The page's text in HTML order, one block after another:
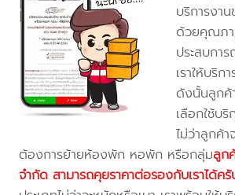
บริการงา
ด้วยคุณภ
ประสบกา
เราให้บริ
ดังนั้นลูกค้
เลือกใช้บริ
ไม่ว่าลูกค้
ต้องการย้ายห้องพัก หอพัก หรือกลุ่มลูก
จำกัด สามารถคุยราคาต่อรองกับเราได้ค